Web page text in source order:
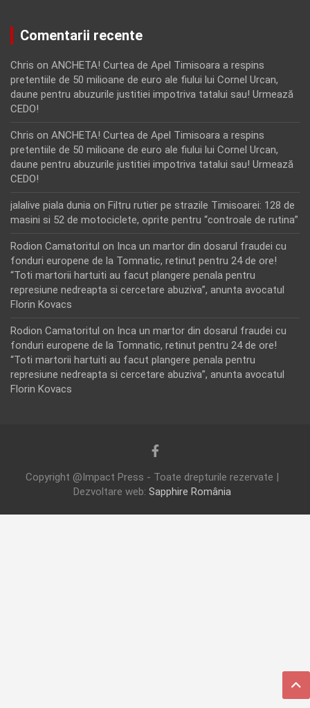
Comentarii recente
Chris on ANCHETA! Curtea de Apel Timisoara a respins
pretentiile de 50 milioane de euro ale fiului lui Cornel Urcan,
daune pentru abuzurile justitiei impotriva tatalui sau! Urmează
CEDO!
Chris on ANCHETA! Curtea de Apel Timisoara a respins
pretentiile de 50 milioane de euro ale fiului lui Cornel Urcan,
daune pentru abuzurile justitiei impotriva tatalui sau! Urmează
CEDO!
jalalive piala dunia on Filtru rutier pe strazile Timisoarei: 128 de
masini si 52 de motociclete, oprite pentru “controale de rutina”
Rodion Camatoritul on Inca un martor din dosarul fraudei cu
fonduri europene de la Tomnatic, retinut pentru 24 de ore!
“Toti martorii hartuiti au facut plangere penala pentru
represiune nedreapta si cercetare abuziva”, anunta avocatul
Florin Kovacs
Rodion Camatoritul on Inca un martor din dosarul fraudei cu
fonduri europene de la Tomnatic, retinut pentru 24 de ore!
“Toti martorii hartuiti au facut plangere penala pentru
represiune nedreapta si cercetare abuziva”, anunta avocatul
Florin Kovacs
Copyright @Impact Press - Toate drepturile rezervate |
Dezvoltare web: Sapphire România